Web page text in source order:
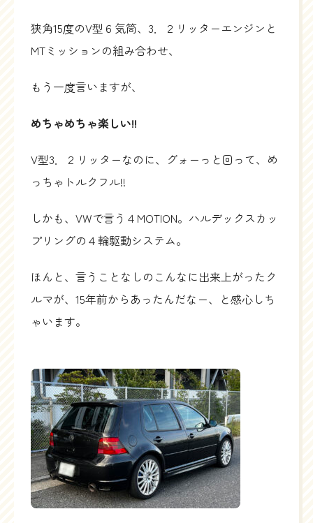
狭角15度のV型６気筒、3．２リッターエンジンと
MTミッションの組み合わせ、
もう一度言いますが、
めちゃめちゃ楽しい!!
V型3．２リッターなのに、グォーっと回って、め
っちゃトルクフル!!
しかも、VWで言う４MOTION。ハルデックスカッ
プリングの４輪駆動システム。
ほんと、言うことなしのこんなに出来上がったク
ルマが、15年前からあったんだなー、と感心しち
ゃいます。